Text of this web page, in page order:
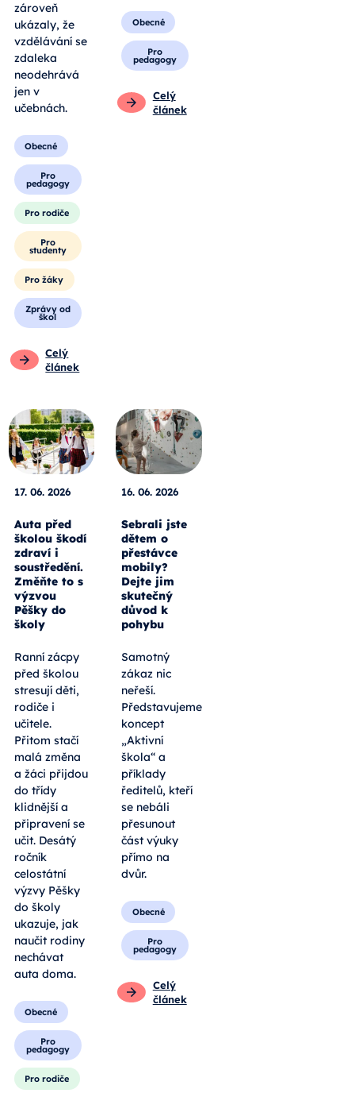
zároveň
ukázaly, že
vzdělávání se
zdaleka
neodehrává
jen v
učebnách.
Obecné
Pro
pedagogy
Pro rodiče
Pro
studenty
Pro žáky
Zprávy od
škol
Celý
článek
Obecné
Pro
pedagogy
Celý
článek
17. 06. 2026
Auta před
školou škodí
zdraví i
soustředění.
Změňte to s
výzvou
Pěšky do
školy
Ranní zácpy
před školou
stresují děti,
rodiče i
učitele.
Přitom stačí
malá změna
a žáci přijdou
do třídy
klidnější a
připravení se
učit. Desátý
ročník
celostátní
výzvy Pěšky
do školy
ukazuje, jak
naučit rodiny
nechávat
auta doma.
Obecné
Pro
pedagogy
Pro rodiče
16. 06. 2026
Sebrali jste
dětem o
přestávce
mobily?
Dejte jim
skutečný
důvod k
pohybu
Samotný
zákaz nic
neřeší.
Představujeme
koncept
„Aktivní
škola“ a
příklady
ředitelů, kteří
se nebáli
přesunout
část výuky
přímo na
dvůr.
Obecné
Pro
pedagogy
Celý
článek